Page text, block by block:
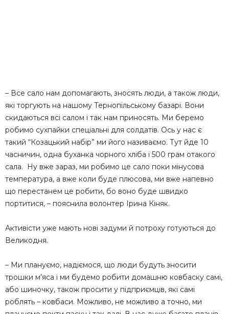
– Все сало нам допомагають, зносять люди, а також люди,
які торгують на нашому Тернопільському базарі. Вони
скидаються всі салом і так нам приносять. Ми беремо
робимо сухпайки спеціальні для солдатів. Ось у нас є
такий “Козацький набір” ми його називаємо. Тут йде 10
часничин, одна буханка чорного хліба і 500 грам отакого
сала. Ну вже зараз, ми робимо це сало поки мінусова
температура, а вже коли буде плюсова, ми вже напевно
що перестанем це робити, бо воно буде швидко
портитися, – пояснила волонтер Ірина Кіняк.
Активісти уже мають нові задуми й потроху готуються до
Великодня.
– Ми плануємо, надіємося, що люди будуть зносити
трошки м’яса і ми будемо робити домашню ковбаску самі,
або шиночку, також просити у підприємців, які самі
роблять – ковбаси. Можливо, не можливо а точно, ми